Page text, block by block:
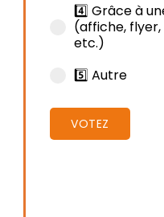
4️⃣ Grâce à
(affiche,
etc.)
5️⃣ Autre
VOTEZ